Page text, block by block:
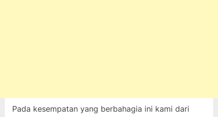
Pada kesempatan yang berbahagia ini kami dari